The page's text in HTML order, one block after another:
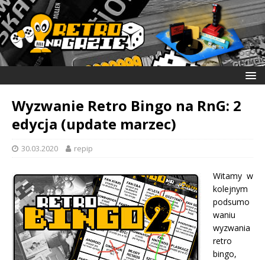
Wyzwanie Retro Bingo na RnG: 2
edycja (update marzec)
30.03.2020 repip
Witamy w
kolejnym
podsumo
waniu
wyzwania
retro
bingo,